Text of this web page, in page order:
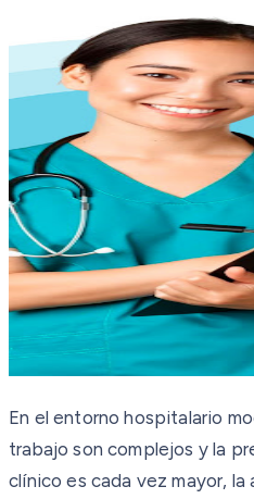
En el entorno hospitalario
trabajo son complejos y la
clínico es cada vez mayor,